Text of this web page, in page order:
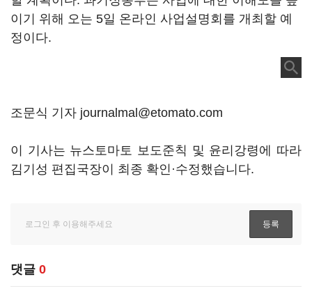
이기 위해 오는 5일 온라인 사업설명회를 개최할 예
정이다.
조문식 기자 journalmal@etomato.com
이 기사는 뉴스토마토 보도준칙 및 윤리강령에 따라
김기성 편집국장이 최종 확인·수정했습니다.
댓글 0